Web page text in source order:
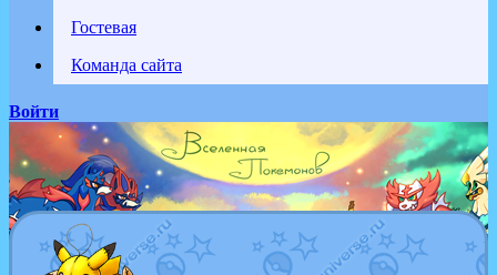
Гостевая
Команда сайта
Войти